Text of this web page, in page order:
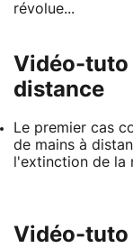
révolue...
Vidéo-tuto
distance
Le premier cas
de mains à
l'extinction de la
Vidéo-tuto